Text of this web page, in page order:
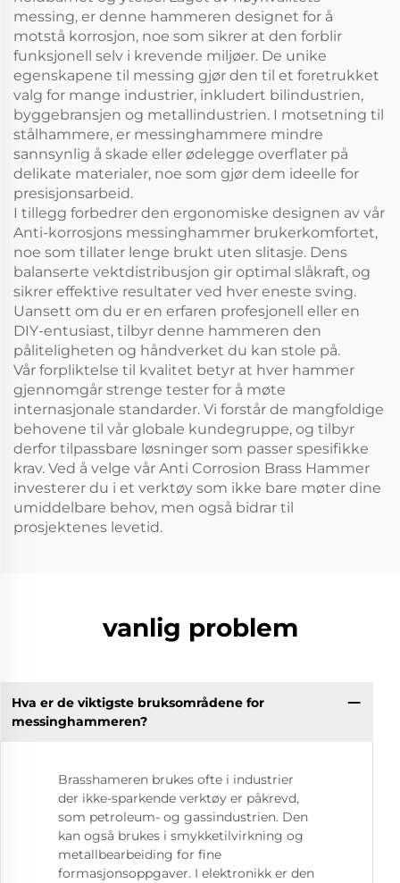
messing, er denne hammeren designet for å
motstå korrosjon, noe som sikrer at den forblir
funksjonell selv i krevende miljøer. De unike
egenskapene til messing gjør den til et foretrukket
valg for mange industrier, inkludert bilindustrien,
byggebransjen og metallindustrien. I motsetning til
stålhammere, er messinghammere mindre
sannsynlig å skade eller ødelegge overflater på
delikate materialer, noe som gjør dem ideelle for
presisjonsarbeid.
I tillegg forbedrer den ergonomiske designen av vår
Anti-korrosjons messinghammer brukerkomfortet,
noe som tillater lenge brukt uten slitasje. Dens
balanserte vektdistribusjon gir optimal slåkraft, og
sikrer effektive resultater ved hver eneste sving.
Uansett om du er en erfaren profesjonell eller en
DIY-entusiast, tilbyr denne hammeren den
påliteligheten og håndverket du kan stole på.
Vår forpliktelse til kvalitet betyr at hver hammer
gjennomgår strenge tester for å møte
internasjonale standarder. Vi forstår de mangfoldige
behovene til vår globale kundegruppe, og tilbyr
derfor tilpassbare løsninger som passer spesifikke
krav. Ved å velge vår Anti Corrosion Brass Hammer
investerer du i et verktøy som ikke bare møter dine
umiddelbare behov, men også bidrar til
prosjektenes levetid.
vanlig problem
Hva er de viktigste bruksområdene for
messinghammeren?
Brasshameren brukes ofte i industrier
der ikke-sparkende verktøy er påkrevd,
som petroleum- og gassindustrien. Den
kan også brukes i smykketilvirkning og
metallbearbeiding for fine
formasjonsoppgaver. I elektronikk er den